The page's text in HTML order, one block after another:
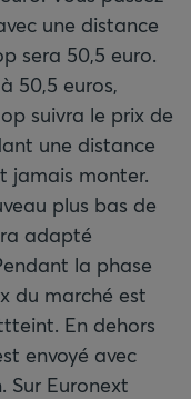
une distance
sera 50,5 euro.
50,5 euros,
suivra le prix de
une distance
jamais monter.
plus bas de
adapté
la phase
du marché est
En dehors
envoyé avec
Sur Euronext